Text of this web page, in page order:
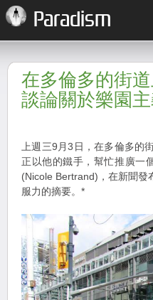
Paradism
在多倫多的街
談論關於樂園主
上週三9月3日，在多倫多的
正以他的鐵手，幫忙推廣一
(Nicole Bertrand)，在新聞發
服力的摘要。*